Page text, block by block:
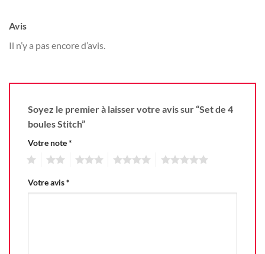
Avis
Il n’y a pas encore d’avis.
Soyez le premier à laisser votre avis sur “Set de 4
boules Stitch”
Votre note*
Votre avis*